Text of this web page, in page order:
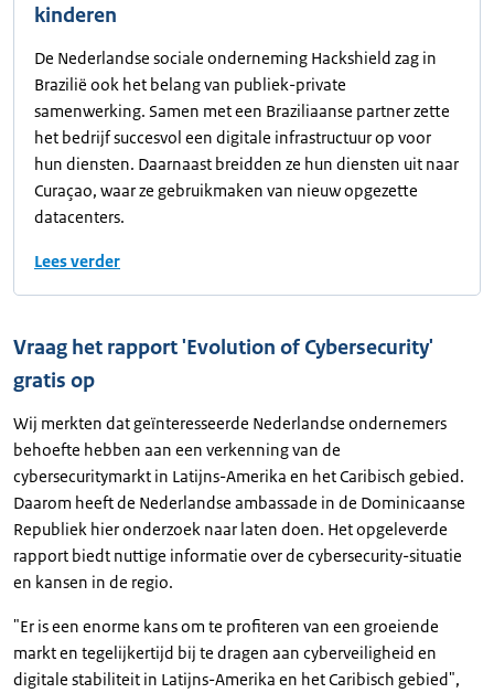
kinderen
De Nederlandse sociale onderneming Hackshield zag in
Brazilië ook het belang van publiek-private
samenwerking. Samen met een Braziliaanse partner zette
het bedrijf succesvol een digitale infrastructuur op voor
hun diensten. Daarnaast breidden ze hun diensten uit naar
Curaçao, waar ze gebruikmaken van nieuw opgezette
datacenters.
Lees verder
Vraag het rapport 'Evolution of Cybersecurity'
gratis op
Wij merkten dat geïnteresseerde Nederlandse ondernemers
behoefte hebben aan een verkenning van de
cybersecuritymarkt in Latijns-Amerika en het Caribisch gebied.
Daarom heeft de Nederlandse ambassade in de Dominicaanse
Republiek hier onderzoek naar laten doen. Het opgeleverde
rapport biedt nuttige informatie over de cybersecurity-situatie
en kansen in de regio.
"Er is een enorme kans om te profiteren van een groeiende
markt en tegelijkertijd bij te dragen aan cyberveiligheid en
digitale stabiliteit in Latijns-Amerika en het Caribisch gebied",